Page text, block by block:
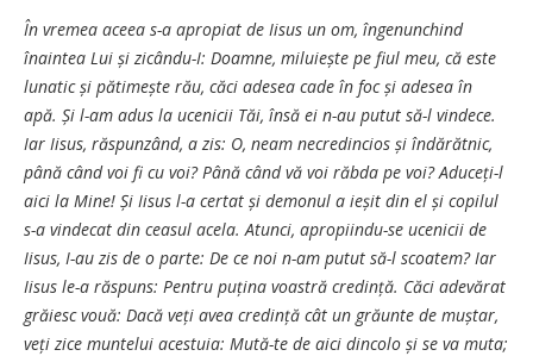
În vremea aceea s-a apropiat de Iisus un om, îngenunchind
înaintea Lui și zicându-I: Doamne, miluiește pe fiul meu, că este
lunatic și pătimește rău, căci adesea cade în foc și adesea în
apă. Și l-am adus la ucenicii Tăi, însă ei n-au putut să-l vindece.
Iar Iisus, răspunzând, a zis: O, neam necredincios și îndărătnic,
până când voi fi cu voi? Până când vă voi răbda pe voi? Aduceți-l
aici la Mine! Și Iisus l-a certat și demonul a ieșit din el și copilul
s-a vindecat din ceasul acela. Atunci, apropiindu-se ucenicii de
Iisus, I-au zis de o parte: De ce noi n-am putut să-l scoatem? Iar
Iisus le-a răspuns: Pentru puțina voastră credință. Căci adevărat
grăiesc vouă: Dacă veți avea credință cât un grăunte de muștar,
veți zice muntelui acestuia: Mută-te de aici dincolo și se va muta;